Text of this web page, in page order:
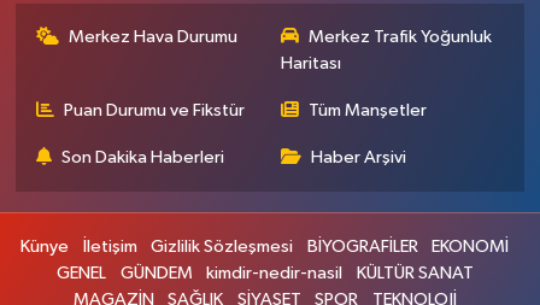
Merkez Hava Durumu
Merkez Trafik Yoğunluk
Haritası
Puan Durumu ve Fikstür Tüm Manşetler
Son Dakika Haberleri Haber Arşivi
Künye İletişim Gizlilik Sözleşmesi BİYOGRAFİLER
EKONOMİ
GENEL
GÜNDEM kimdir-nedir-nasil
KÜLTÜR SANAT
MAGAZİN
SAĞLIK SİYASET SPOR TEKNOLOJİ